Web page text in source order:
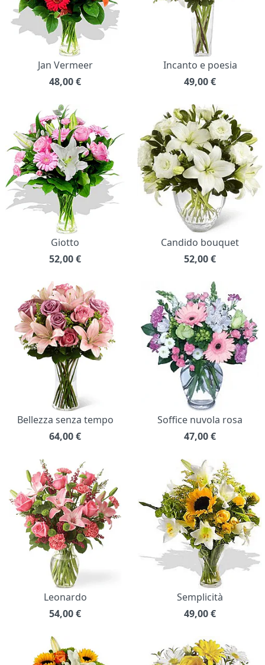
Jan Vermeer
48,00€
Incanto e poesia
49,00€
Giotto
52,00€
Candido bouquet
52,00€
Bellezza senza tempo
64,00€
Soffice nuvola rosa
47,00€
Leonardo
54,00€
Semplicità
49,00€